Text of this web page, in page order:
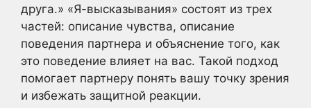
друга.» «Я-высказывания» состоят из трех
частей: описание чувства, описание
поведения партнера и объяснение того, как
это поведение влияет на вас. Такой подход
помогает партнеру понять вашу точку зрения
и избежать защитной реакции.